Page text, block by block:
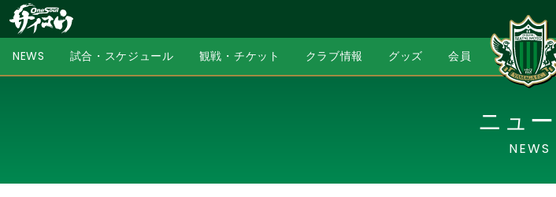
NEWS 試合・スケジュール 観戦・チケット クラブ情報 グッズ 会員
ニュ
NEWS